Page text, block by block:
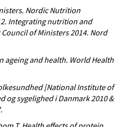
Nordic Nutrition
Integrating nutrition and
of Ministers 2014. Nord
ageing and health. World Health
[National Institute of
og sygelighed i Danmark 2010 &